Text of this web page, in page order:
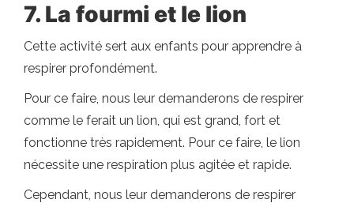
7. La fourmi et le lion
Cette activité sert aux enfants pour apprendre à
respirer profondément.
Pour ce faire, nous leur demanderons de respirer
comme le ferait un lion, qui est grand, fort et
fonctionne très rapidement. Pour ce faire, le lion
nécessite une respiration plus agitée et rapide.
Cependant, nous leur demanderons de respirer